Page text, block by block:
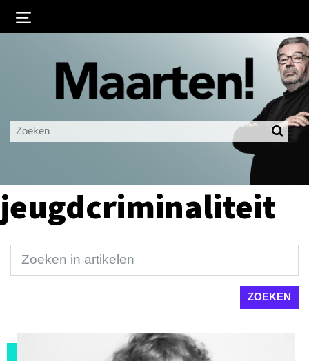
Ingelogd blijven
LOGIN
jeugdcriminaliteit